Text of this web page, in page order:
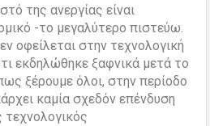
της ανεργίας είναι
-το μεγαλύτερο πιστεύω.
οφείλεται στην τεχνολογική
εκδηλώθηκε ξαφνικά μετά το
ξέρουμε όλοι, στην περίοδο
καμία σχεδόν επένδυση
τεχνολογικός